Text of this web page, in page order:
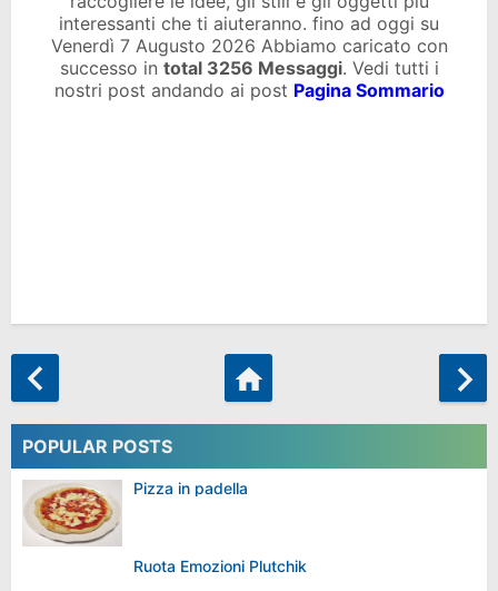
interessanti che ti aiuteranno. fino ad oggi su
Venerdì 7 Augusto 2026 Abbiamo caricato con
successo in total 3256 Messaggi. Vedi tutti i
nostri post andando ai post Pagina Sommario
POPULAR POSTS
Pizza in padella
Ruota Emozioni Plutchik